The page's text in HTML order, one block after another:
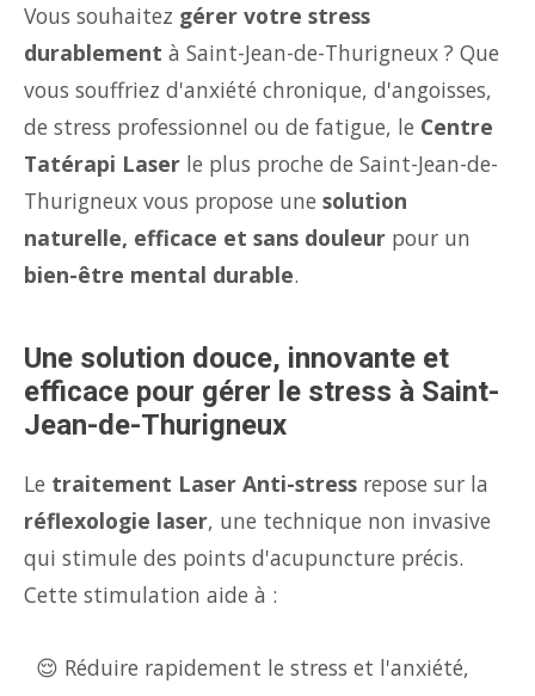
Vous souhaitez gérer votre stress
durablement à Saint-Jean-de-Thurigneux ? Que
vous souffriez d'anxiété chronique, d'angoisses,
de stress professionnel ou de fatigue, le Centre
Tatérapi Laser le plus proche de Saint-Jean-de-
Thurigneux vous propose une solution
naturelle, efficace et sans douleur pour un
bien-être mental durable.
Une solution douce, innovante et
efficace pour gérer le stress à Saint-
Jean-de-Thurigneux
Le traitement Laser Anti-stress repose sur la
réflexologie laser, une technique non invasive
qui stimule des points d'acupuncture précis.
Cette stimulation aide à :
😌 Réduire rapidement le stress et l'anxiété,